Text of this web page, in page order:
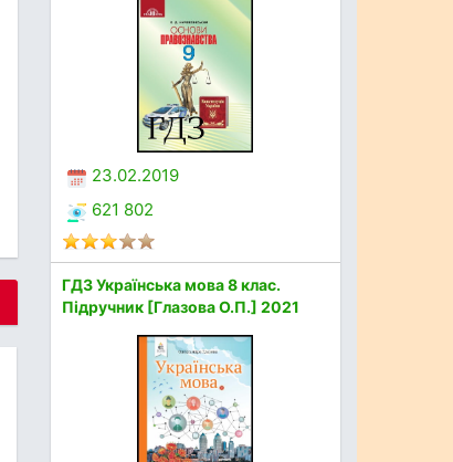
23.02.2019
621 802
ГДЗ Українська мова 8 клас.
Підручник [Глазова О.П.] 2021